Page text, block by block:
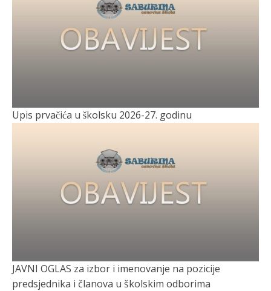
Upis prvačića u školsku 2026-27. godinu
JAVNI OGLAS za izbor i imenovanje na pozicije
predsjednika i članova u školskim odborima